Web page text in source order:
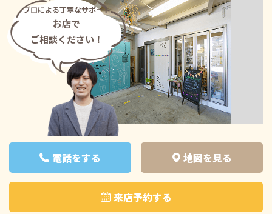
プロによる丁寧なサポート
お店で
ご相談ください！
電話をする 地図を見る
来店予約する